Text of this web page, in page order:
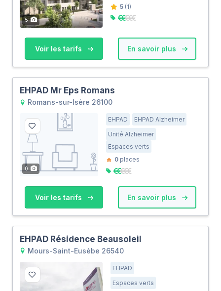
5
5 (1)
Voir les tarifs En savoir plus
EHPAD Mr Eps Romans
Romans-sur-Isère 26100
0
EHPAD
EHPAD Alzheimer
Unité Alzheimer
Espaces verts
0 places
Voir les tarifs En savoir plus
EHPAD Résidence Beausoleil
Mours-Saint-Eusèbe 26540
EHPAD
Espaces verts